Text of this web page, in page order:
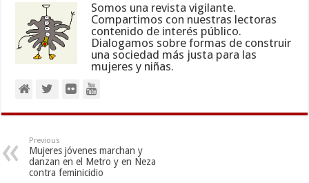
Somos una revista vigilante.
Compartimos con nuestras lectoras
contenido de interés público.
Dialogamos sobre formas de construir
una sociedad más justa para las
mujeres y niñas.
Previous
Mujeres jóvenes marchan y
danzan en el Metro y en Neza
contra feminicidio